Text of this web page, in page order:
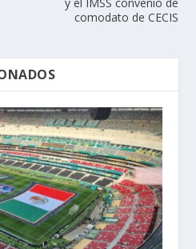
comodato de CECIS